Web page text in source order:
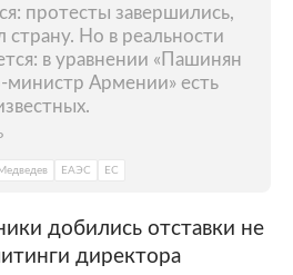
протесты завершились,
страну. Но в реальности
в уравнении «Пашинян
министр Армении» есть
ЕАЭС ЕС
добились отставки не
директора